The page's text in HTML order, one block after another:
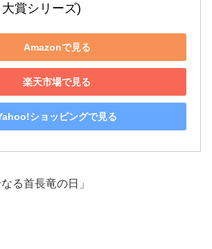
大賞シリーズ)
Amazonで見る
楽天市場で見る
ショッピングで見る
る首長竜の日」